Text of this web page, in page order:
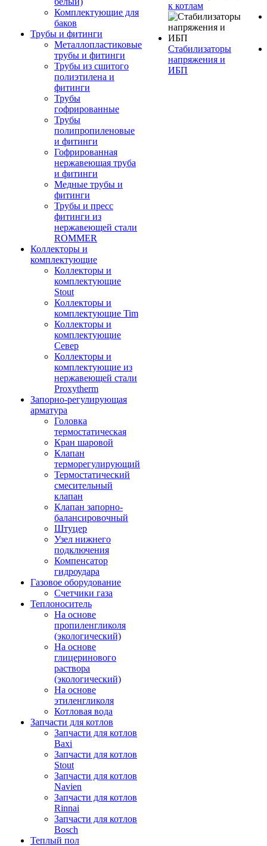
Комплектующие для
баков
Трубы и фитинги
Металлопластиковые
трубы и фитинги
Трубы из сшитого
полиэтилена и
фитинги
Трубы
гофрированные
Трубы
полипропиленовые
и фитинги
Гофрированная
нержавеющая труба
и фитинги
Медные трубы и
фитинги
Трубы и пресс
фитинги из
нержавеющей стали
ROMMER
Коллекторы и
комплектующие
Коллекторы и
комплектующие
Stout
Коллекторы и
комплектующие Tim
Коллекторы и
комплектующие
Север
Коллекторы и
комплектующие из
нержавеющей стали
Proxytherm
Запорно-регулирующая
арматура
Головка
термостатическая
Кран шаровой
Клапан
терморегулирующий
Термостатический
смесительный
клапан
Клапан запорно-
балансировочный
Штуцер
Узел нижнего
подключения
Компенсатор
гидроудара
Газовое оборудование
Счетчики газа
Теплоноситель
На основе
пропиленгликоля
(экологический)
На основе
глицеринового
раствора
(экологический)
На основе
этиленгликоля
Котловая вода
Запчасти для котлов
Запчасти для котлов
Baxi
Запчасти для котлов
Stout
Запчасти для котлов
Navien
Запчасти для котлов
Rinnai
Запчасти для котлов
Bosch
Теплый пол
к котлам
Стабилизаторы
напряжения и
ИБП